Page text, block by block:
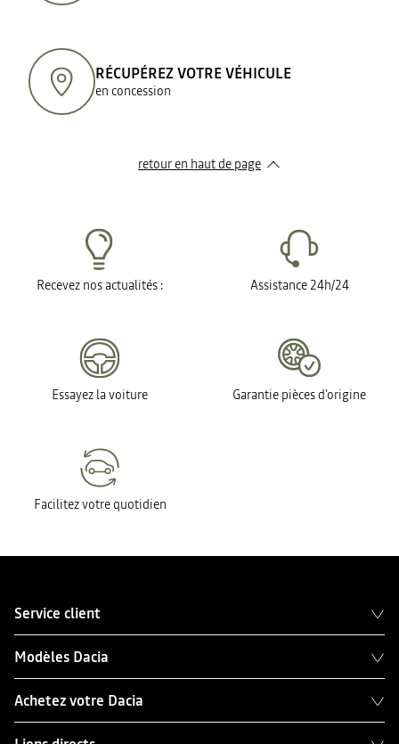
RÉCUPÉREZ VOTRE VÉHICULE
en concession
retour en haut de page​
Recevez nos actualités : Assistance 24h/24
Essayez la voiture Garantie pièces d'origine
Facilitez votre quotidien
Service client
Modèles Dacia
Achetez votre Dacia